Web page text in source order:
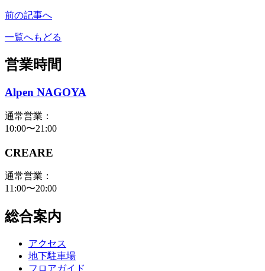
前の記事へ
一覧へもどる
営業時間
Alpen NAGOYA
通常営業：
10:00〜21:00
CREARE
通常営業：
11:00〜20:00
総合案内
アクセス
地下駐車場
フロアガイド